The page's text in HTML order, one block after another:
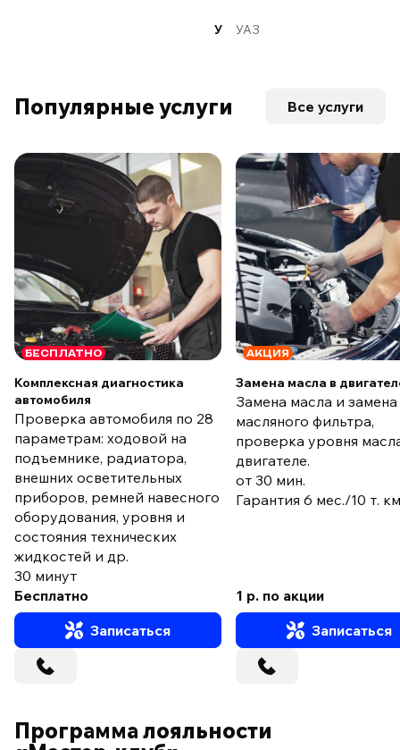
У УАЗ
Популярные услуги Все услуги
БЕСПЛАТНО
Комплексная диагностика
автомобиля
Проверка автомобиля по 28
параметрам: ходовой на
подъемнике, радиатора,
внешних осветительных
приборов, ремней навесного
оборудования, уровня и
состояния технических
жидкостей и др.
30 минут
Бесплатно
Записаться
АКЦИЯ
Замена масла в
Замена масла и замена
масляного фильтра,
проверка уровня
двигателе.
от 30 мин.
Гарантия 6 мес./10 т.
1 р. по акции
Записаться
Программа лояльности